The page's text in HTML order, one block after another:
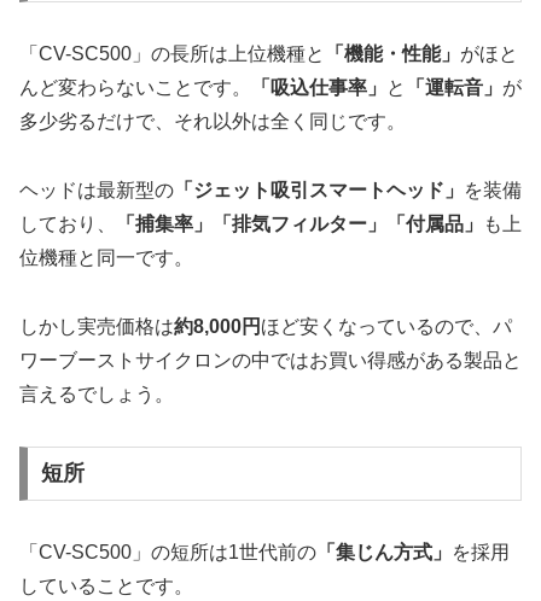
「CV-SC500」の長所は上位機種と 「機能・性能」 がほと
んど変わらないことです。
「吸込仕事率」 と 「運転音」 が
多少劣るだけで、それ以外は全く同じです。
ヘッドは最新型の 「ジェット吸引スマートヘッド」
を装備
しており、
「捕集率」「排気フィルター」「付属品」
も上
位機種と同一です。
しかし実売価格は約8,000円 ほど安くなっているので、パ
ワーブーストサイクロンの中ではお買い得感がある製品と
言えるでしょう。
短所
「CV-SC500」の短所は1世代前の 「集じん方式」
を採用
していることです。